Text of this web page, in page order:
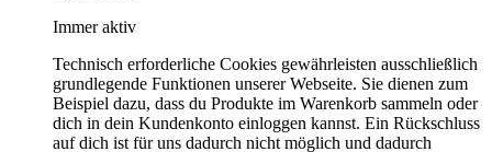
Immer aktiv
Technisch erforderliche Cookies gewährleisten ausschließlich
grundlegende Funktionen unserer Webseite. Sie dienen zum
Beispiel dazu, dass du Produkte im Warenkorb sammeln oder
dich in dein Kundenkonto einloggen kannst. Ein Rückschluss
auf dich ist für uns dadurch nicht möglich und dadurch